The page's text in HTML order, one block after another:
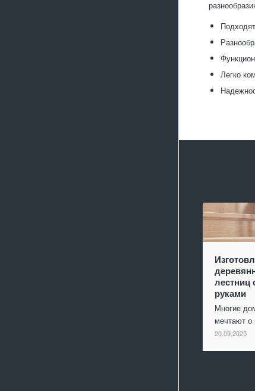
Легко
лестниц
руками
Многие
мечтают
20.09.2025